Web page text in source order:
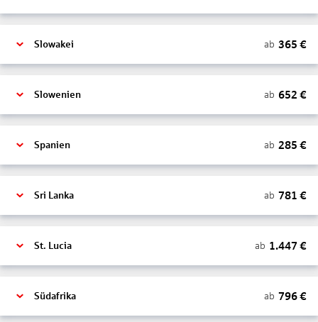
Slowakei ab 365 €
Slowenien ab 652 €
Spanien ab 285 €
Sri Lanka ab 781 €
St. Lucia ab 1.447 €
Südafrika ab 796€